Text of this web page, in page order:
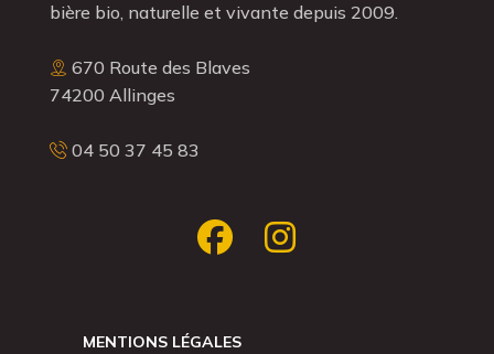
bière bio, naturelle et vivante depuis 2009.
670 Route des Blaves
74200 Allinges
04 50 37 45 83
MENTIONS LÉGALES